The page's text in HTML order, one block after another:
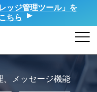
ッジ管理ツール」を
ちら
メッセージ機能